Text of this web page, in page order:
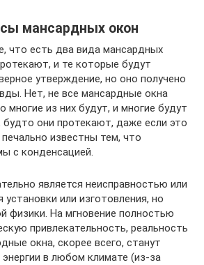
мансардных окон
что есть два вида мансардных
и те которые будут
утверждение, но оно получено
Нет, не все мансардные окна
многие из них будут, и многие будут
будто они протекают, даже если это
известны тем, что
с конденсацией.
является неисправностью или
или изготовления, но
физики. На мгновение полностью
привлекательность, реальность
окна, скорее всего, станут
в любом климате (из-за